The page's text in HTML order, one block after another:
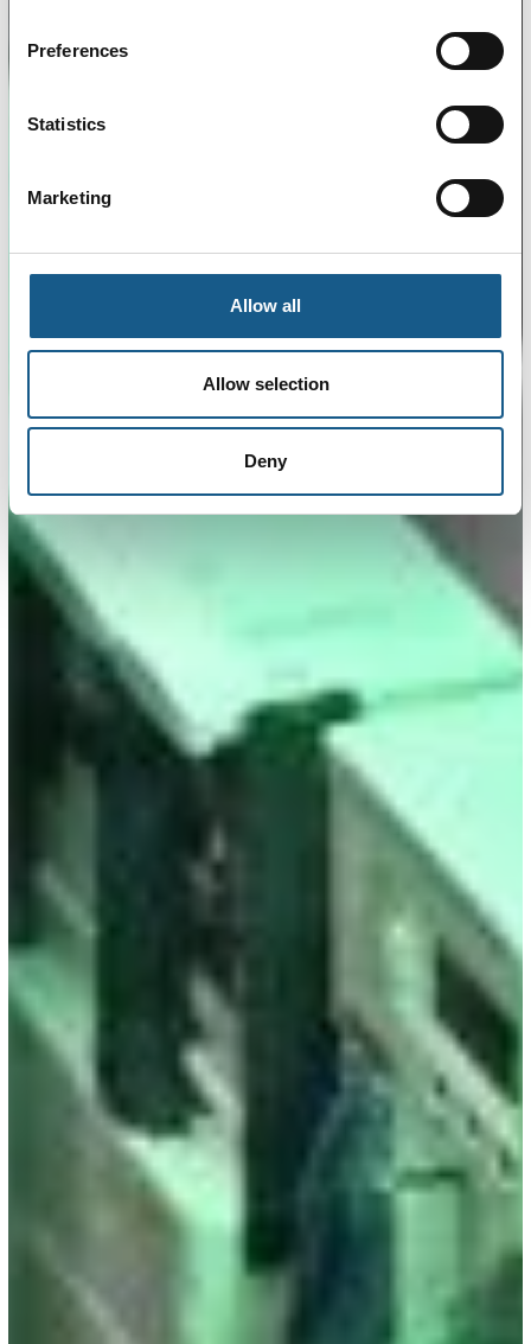
Preferences
Statistics
Marketing
Allow all
Allow selection
Deny